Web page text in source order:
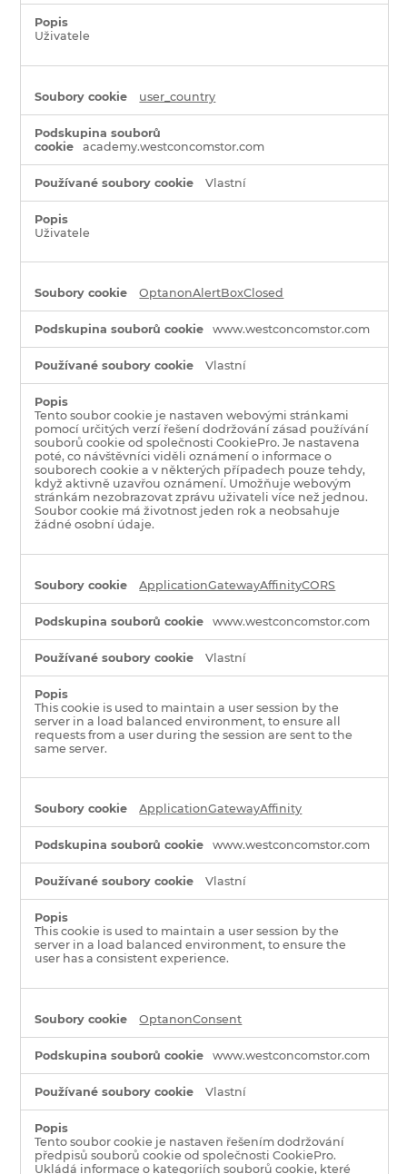
Uživatele
user_country
academy.westconcomstor.com
Vlastní
Uživatele
OptanonAlertBoxClosed
www.westconcomstor.com
Vlastní
Tento soubor cookie je nastaven webovými stránkami
pomocí určitých verzí řešení dodržování zásad používání
souborů cookie od společnosti CookiePro. Je nastavena
poté, co návštěvníci viděli oznámení o informace o
souborech cookie a v některých případech pouze tehdy,
když aktivně uzavřou oznámení. Umožňuje webovým
stránkám nezobrazovat zprávu uživateli více než jednou.
Soubor cookie má životnost jeden rok a neobsahuje
žádné osobní údaje.
ApplicationGatewayAffinityCORS
www.westconcomstor.com
Vlastní
This cookie is used to maintain a user session by the
server in a load balanced environment, to ensure all
requests from a user during the session are sent to the
same server.
ApplicationGatewayAffinity
www.westconcomstor.com
Vlastní
This cookie is used to maintain a user session by the
server in a load balanced environment, to ensure the
user has a consistent experience.
OptanonConsent
www.westconcomstor.com
Vlastní
Tento soubor cookie je nastaven řešením dodržování
předpisů souborů cookie od společnosti CookiePro.
Ukládá informace o kategoriích souborů cookie, které